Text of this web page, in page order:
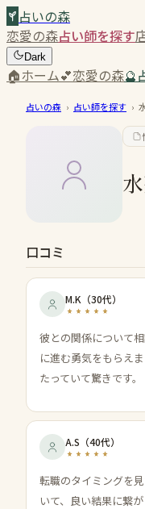
占いの森
恋愛の森占い師を探す
Dark
🏠ホーム💕恋愛の森🔮
占いの森 › 占い師を探す ›
口コミ
M.K （30代）
彼との関係について
に進む勇気をもらえ
たっていて驚きです。
A.S （40代）
転職のタイミングを
いて、良い結果に繋